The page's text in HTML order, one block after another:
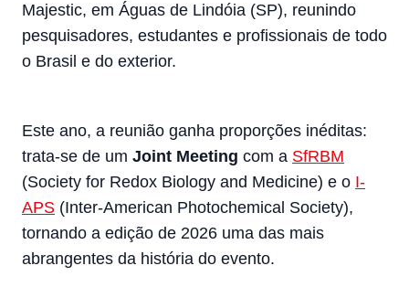
Majestic, em Águas de Lindóia (SP), reunindo
pesquisadores, estudantes e profissionais de todo
o Brasil e do exterior.
Este ano, a reunião ganha proporções inéditas:
trata-se de um Joint Meeting com a SfRBM
(Society for Redox Biology and Medicine) e o I-
APS (Inter-American Photochemical Society),
tornando a edição de 2026 uma das mais
abrangentes da história do evento.